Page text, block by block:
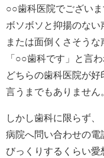
○○歯科医院でございま
ボソボソと抑揚のない
または面倒くさそうな
「○○歯科です」と言
どちらの歯科医院が好
言うまでもありません
しかし歯科に限らず、
病院へ問い合わせの電
びっくりするくらい愛